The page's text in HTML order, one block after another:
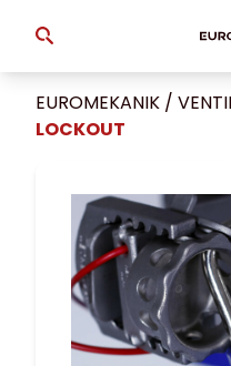
EUROMEKANIK /
LOCKOUT